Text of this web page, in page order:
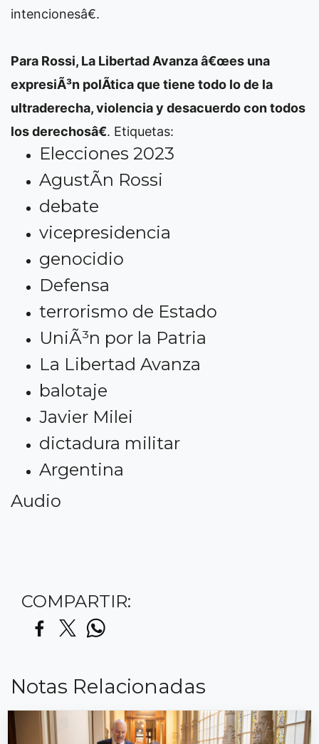
intencionesâ€.
Para Rossi, La Libertad Avanza â€œes una
expresiÃ³n polÃ­tica que tiene todo lo de la
ultraderecha, violencia y desacuerdo con todos
los derechosâ€. Etiquetas:
Elecciones 2023
AgustÃ­n Rossi
debate
vicepresidencia
genocidio
Defensa
terrorismo de Estado
UniÃ³n por la Patria
La Libertad Avanza
balotaje
Javier Milei
dictadura militar
Argentina
Audio
COMPARTIR:
Notas Relacionadas